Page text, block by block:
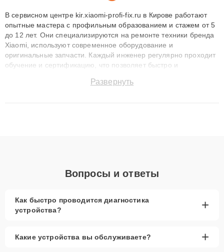
В сервисном центре kir.xiaomi-profi-fix.ru в Кирове работают
опытные мастера с профильным образованием и стажем от 5
до 12 лет. Они специализируются на ремонте техники бренда
Xiaomi, используют современное оборудование и
оригинальные запчасти. Каждый инженер регулярно проходит
обучение и сертификацию, что позволяет быстро и
сохранением гарантии до 3 лет. Наши мастера решают
Развернуть
Вопросы и ответы
Как быстро проводится диагностика
устройства?
+
Какие устройства вы обслуживаете? +